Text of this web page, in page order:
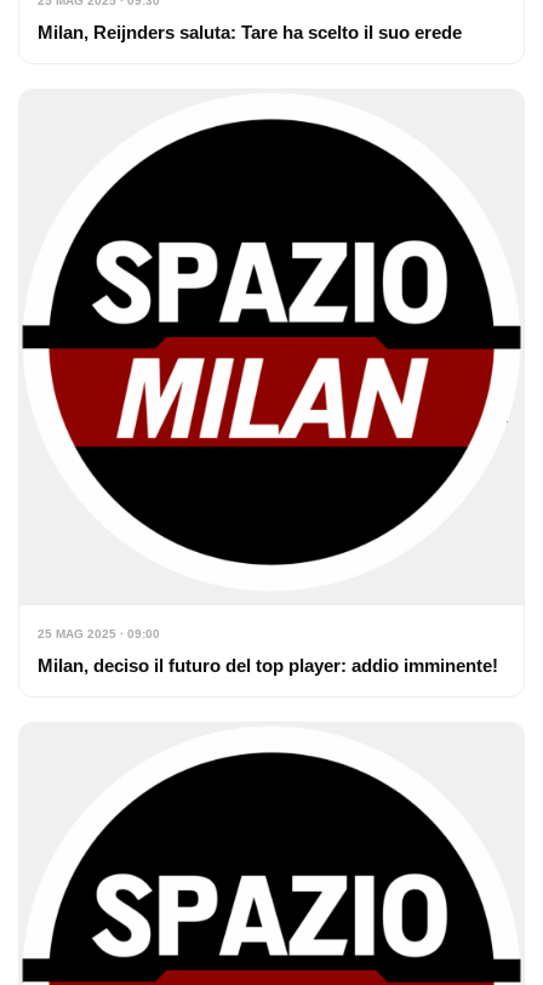
Milan, Reijnders saluta: Tare ha scelto il suo erede
25 MAG 2025 · 09:00
Milan, deciso il futuro del top player: addio imminente!